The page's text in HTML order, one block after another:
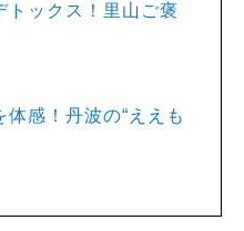
トックス！里山ご褒
体感！丹波の“ええも